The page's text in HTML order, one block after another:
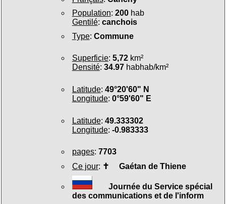
Population: 200hab
Gentilé: canchois
Type: Commune
Superficie: 5,72km²
Densité: 34.97habhab/km²
Latitude: 49°20'60" N
Longitude: 0°59'60" E
Latitude: 49.333302
Longitude: -0.983333
pages: 7703
Ce jour: ✝ Gaétan de Thiene
Journée du Service spécial
des communications et de l'inform